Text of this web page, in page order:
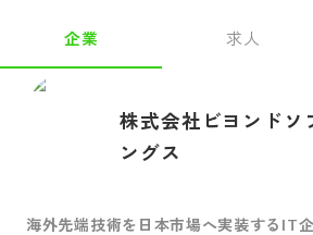
企業 求人
株式会社ビヨンドソ
ングス
海外先端技術を日本市場へ実装するIT